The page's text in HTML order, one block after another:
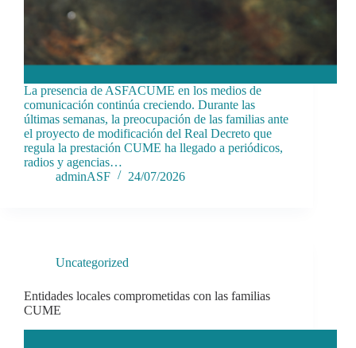
La presencia de ASFACUME en los medios de
comunicación continúa creciendo. Durante las
últimas semanas, la preocupación de las familias ante
el proyecto de modificación del Real Decreto que
regula la prestación CUME ha llegado a periódicos,
radios y agencias…
adminASF
24/07/2026
Uncategorized
Entidades locales comprometidas con las familias
CUME